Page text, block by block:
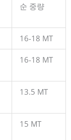
순 중량
16-18 MT
16-18 MT
13.5 MT
15 MT